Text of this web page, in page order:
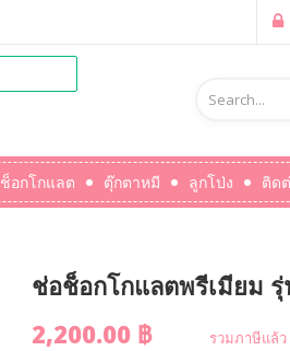
ช็อกโกแลต ตุ๊กตาหมี ลูกโป่ง ติด
ช่อช็อกโกแลตพรีเมียม
2,200.00 ฿
รวมภาษีแล้ว